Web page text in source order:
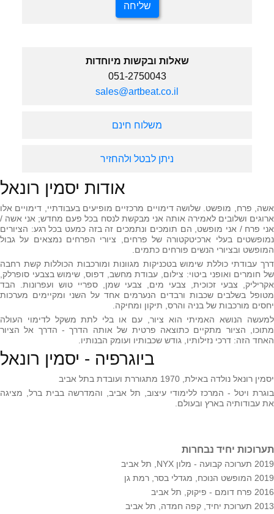
שאלות ובקשות מיוחדות
051-2750043
sales@artbeat.co.il
משלוח חינם
ניתן לבטל ולהחזיר
אודות יסמין רונאל
אשה, פרח, מופשט. שלושה דימויים מרכזיים מופיעים בעבודתיי, דימויים אלו
ארוגים ושלובים לאמירה אותה אני מבקשת לנסח בכל פעם מחדש; אני אשה /
אני פרח / אני מופשט, הם תומכים ונתמכים זה בזה כמעט בכל רגע: הציורים
נמופשטים בעלי ארכיטקטורה של פרחים, ציורי הפרחים נמצאים על גבול
המופשט ובציורי הנשים פורחים כתמים.
דרך עבודתי כוללת שימוש בטכניקות מגוונות ומורכבות הכוללות קשת רחבה
של חומרים ואופני ביטוי: צילום, עבודת מחשב, דפוס, שימוש בצבעי סופרלק,
אקריליק, צבעי זכוכית, צבעי מים, צבעי שמן, ספריי טוש ועפרונות. הבד
מטופל בשלבים שכבות ורבדים הנערמים אחד על השני ומקיימים מערכות
יחסים מורכבות של בניה והרס, תיקון ומחיקה.
למעשה הנושא האמיתי הוא ציור, עם או בלי לתת משקל לדימוי העולה
מתוכו, הציור מתקיים כתוצאה פרטית של אותה הדרך - הדרך אל הציור
האחד הזה: דרכי נזילותיו, גודש שכבותיו ועומק הבנותיו.
ביוגרפיה - יסמין רונאל
יסמין רונאל נולדה באילת, 1970 מתגוררת ועובדת בתל אביב
בוגרת ויטל - המרכז ללימודי עיצוב, תל אביב, והמדרשה בבית ברל, מציגה
את עבודותיה בארץ ובעולם.
תערוכות יחיד נבחרות
2019 תערוכה קבועה - מלון NYX, תל אביב
2019 המופשט הנוכח, מגדלי בסר, רמת גן
2016 פרח דומם - פיקוק, תל אביב
2013 תערוכת יחיד, קפה חמדה, תל אביב